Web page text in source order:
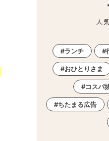
人
ランチ
おひとりさま
コスパ
ちたまる広告